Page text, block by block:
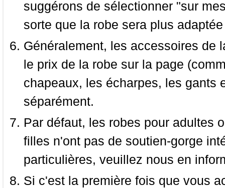
suggérons de sélectionner "sur
sorte que la robe sera plus
Généralement, les accessoires de
le prix de la robe sur la page
chapeaux, les écharpes, les gants
séparément.
Par défaut, les robes pour adultes
filles n'ont pas de soutien-gorge
particulières, veuillez nous en
Si c'est la première fois que vous